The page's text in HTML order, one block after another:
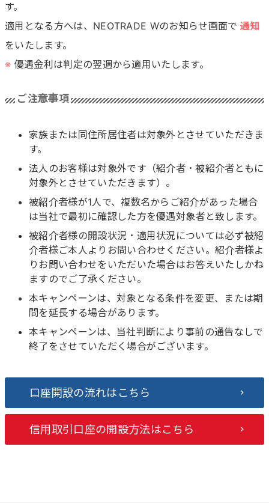
す。
適用となる方へは、NEOTRADE Wのお知らせ画面で 通知
をいたします。
※ 優遇金利は判定の翌週から適用いたします。
ご注意事項
家族または同住所居住者は対象外とさせていただきま
す。
法人のお客様は対象外です（紹介者・被紹介者ともに
対象外とさせていただきます）。
被紹介者様が1人で、複数名からご紹介があった場合
は当社で最初に確認した方を優遇対象者と致します。
被紹介者様の開設状況・適用状況については必ず被紹
介者様ご本人よりお問い合わせください。紹介者様よ
りお問い合わせをいただいた場合はお答えいたしかね
ますのでご了承ください。
本キャンペーンは、対象となる条件を変更、または期
間を延長する場合があります。
本キャンペーンは、当社判断により事前の通告なしで
終了をさせていただく場合がございます。
口座開設の流れはこちら
信用取引口座の開設方法はこちら